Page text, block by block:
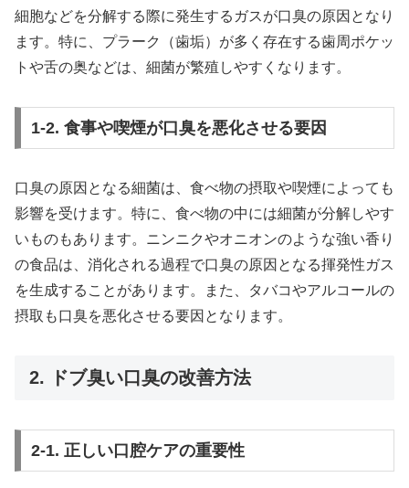
細胞などを分解する際に発生するガスが口臭の原因となり
ます。特に、プラーク（歯垢）が多く存在する歯周ポケッ
トや舌の奥などは、細菌が繁殖しやすくなります。
1-2. 食事や喫煙が口臭を悪化させる要因
口臭の原因となる細菌は、食べ物の摂取や喫煙によっても
影響を受けます。特に、食べ物の中には細菌が分解しやす
いものもあります。ニンニクやオニオンのような強い香り
の食品は、消化される過程で口臭の原因となる揮発性ガス
を生成することがあります。また、タバコやアルコールの
摂取も口臭を悪化させる要因となります。
2. ドブ臭い口臭の改善方法
2-1. 正しい口腔ケアの重要性